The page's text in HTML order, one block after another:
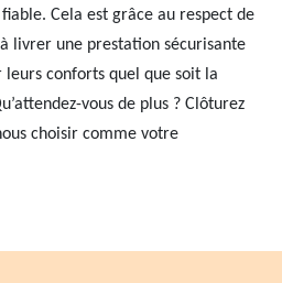
Cela est grâce au respect de
livrer une prestation sécurisante
conforts quel que soit la
vous de plus ? Clôturez
choisir comme votre